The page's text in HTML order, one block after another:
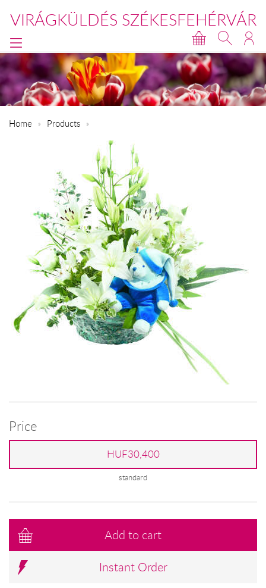
VIRÁGKÜLDÉS SZÉKESFEHÉRVÁR
Home Products
Price
HUF30,400
standard
Add to cart
Instant Order